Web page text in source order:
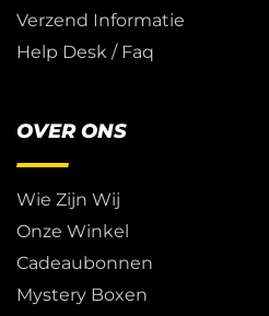
Verzend Informatie
Help Desk / Faq
OVER ONS
Wie Zijn Wij
Onze Winkel
Cadeaubonnen
Mystery Boxen